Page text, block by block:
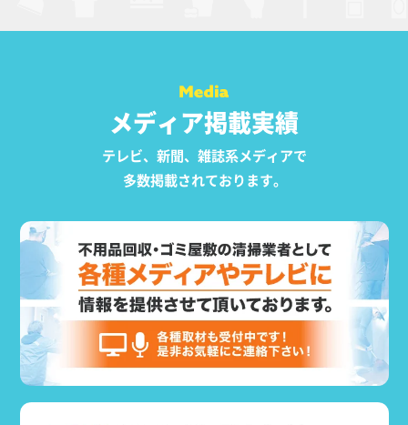
メディア掲載実績
テレビ、新聞、雑誌系メディアで
多数掲載されております。